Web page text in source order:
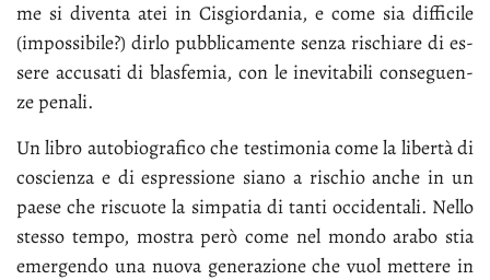
me si di­ven­ta atei in Ci­sgior­da­nia, e co­me sia dif­fi­ci­le
(im­pos­si­bi­le?) dir­lo pub­bli­ca­men­te sen­za ri­schia­re di es­
se­re ac­cu­sa­ti di bla­sfe­mia, con le ine­vi­ta­bi­li con­se­guen­
ze pe­na­li.
Un li­bro au­to­bio­gra­fi­co che te­sti­mo­nia co­me la li­ber­tà di
co­scien­za e di espres­sio­ne sia­no a ri­schio an­che in un
pae­se che ri­scuo­te la sim­pa­tia di tan­ti oc­ci­den­ta­li. Nel­lo
stes­so tem­po, mo­stra pe­rò co­me nel mon­do ara­bo stia
emer­gen­do una nuo­va ge­ne­ra­zio­ne che vuol met­te­re in